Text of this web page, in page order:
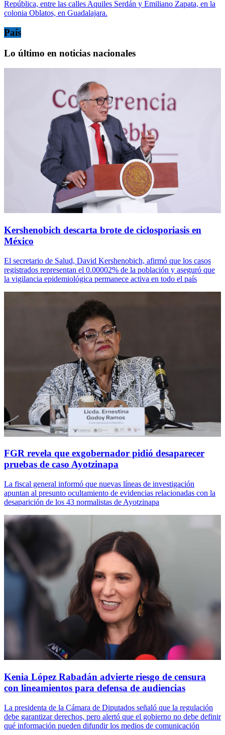
República, entre las calles Aquiles Serdán y Emiliano Zapata, en la
colonia Oblatos, en Guadalajara.
País
Lo último en noticias nacionales
Kershenobich descarta brote de ciclosporiasis en
México
El secretario de Salud, David Kershenobich, afirmó que los casos
registrados representan el 0.00002% de la población y aseguró que
la vigilancia epidemiológica permanece activa en todo el país
FGR revela que exgobernador pidió desaparecer
pruebas de caso Ayotzinapa
La fiscal general informó que nuevas líneas de investigación
apuntan al presunto ocultamiento de evidencias relacionadas con la
desaparición de los 43 normalistas de Ayotzinapa
Kenia López Rabadán advierte riesgo de censura
con lineamientos para defensa de audiencias
La presidenta de la Cámara de Diputados señaló que la regulación
debe garantizar derechos, pero alertó que el gobierno no debe definir
qué información pueden difundir los medios de comunicación